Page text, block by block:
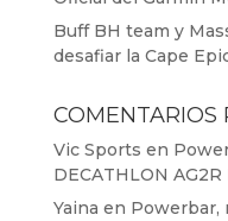
Buff BH team y
desafiar la Cape
COMENTARIOS
Vic Sports en
DECATHLON
Yaina en Powerbar,